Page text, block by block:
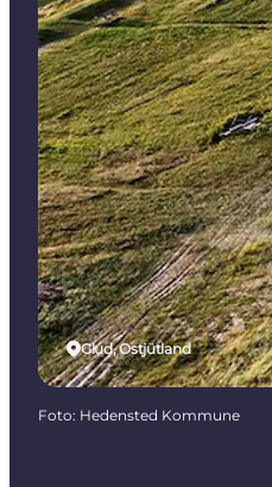
Glud, Ostjütland
Foto: Hedensted Kommune